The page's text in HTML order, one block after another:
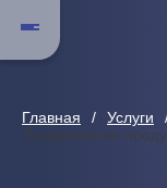
Главная Услуги
Продвижение